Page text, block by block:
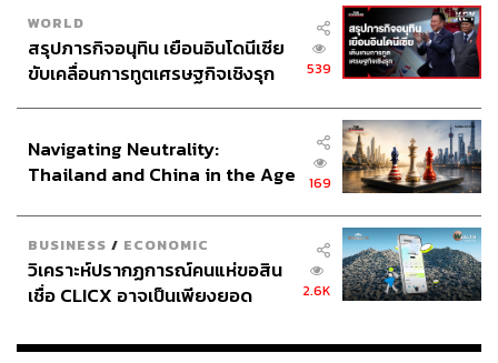
WORLD
สรุปภารกิจอนุทิน เยือนอินโดนีเซีย
ขับเคลื่อนการทูตเศรษฐกิจเชิงรุก
539
Navigating Neutrality:
Thailand and China in the Age
169
BUSINESS / ECONOMIC
วิเคราะห์ปรากฏการณ์คนแห่ขอสิน
เชื่อ CLICX อาจเป็นเพียงยอด
เรือนไทยที่ถูกซุกไว้
2.6K